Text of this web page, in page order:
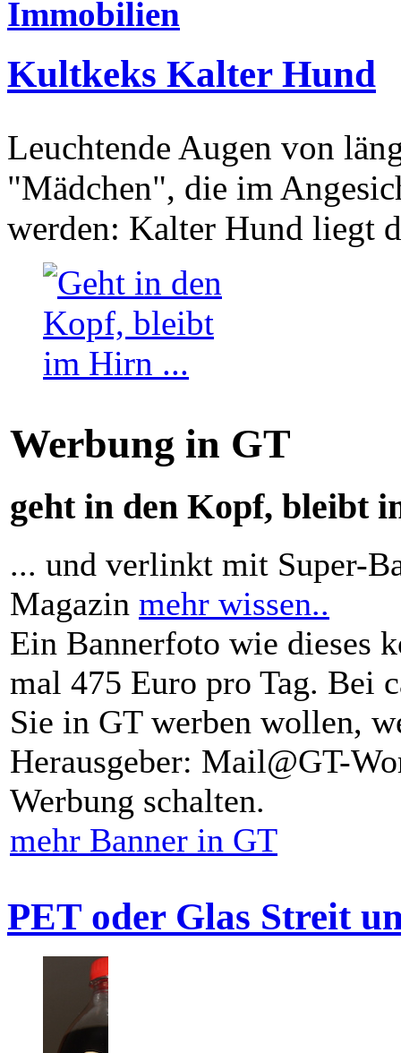
Immobilien
Kultkeks Kalter Hund
Leuchtende Augen von
"Mädchen", die im
werden: Kalter Hund liegt
Werbung in GT
geht in den Kopf, bleibt
... und verlinkt mit Super-
Magazin mehr wissen..
Ein Bannerfoto wie dieses
mal 475 Euro pro Tag. Bei
Sie in GT werben wollen,
Herausgeber: Mail@GT-
Werbung schalten.
mehr Banner in GT
PET oder Glas Streit